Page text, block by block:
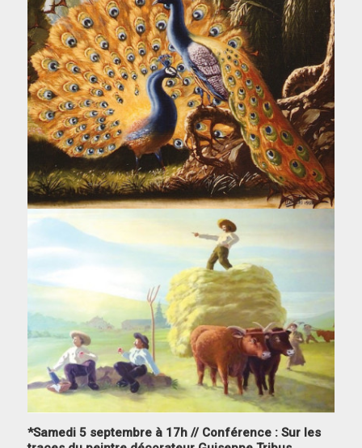
*Samedi 5 septembre à 17h // Conférence : Sur les